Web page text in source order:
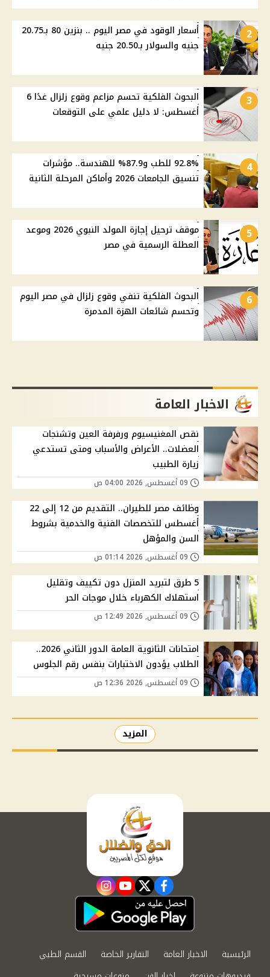
2
أسعار الوقود في مصر اليوم .. بنزين 80 بـ20.75
جنيه والسولار بـ20.50 جنيه
3
البحوث الفلكية تحسم مزاعم وقوع زلزال غدًا 6
أغسطس: لا دليل علمي على التوقعات
4
92.8% للطب و87.9% للهندسة.. مؤشرات
تنسيق الجامعات 2026 وأماكن المرحلة الثانية
5
موقف ترحيل إجازة المولد النبوي 2026 وموعد
العطلة الرسمية في مصر
6
البحوث الفلكية تنفي وقوع زلزال في مصر اليوم
وتحسم شائعات الهزة المدمرة
الاخبار العامة
نقص المغنيسيوم ورفرفة العين وتشنجات
العضلات.. الأعراض والأسباب ومتى تستدعي
زيارة الطبيب
وظائف مصر للطيران.. التقديم من 12 إلى 22
أغسطس للتخصصات الفنية والخدمية بشروط
السن والمؤهل
5 طرق لتبريد المنزل دون تكييف وتقليل
استهلاك الكهرباء خلال موجات الحر
امتحانات الثانوية العامة الدور الثاني 2026..
الطلاب يؤدون الاختبارات بنفس رقم الجلوس
المزيد
facebook
twitter
youtube
instagram
الرئيسية الاخبار العامة التقارير الخاصة
القسم الطبي